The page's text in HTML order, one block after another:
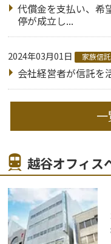
代償金を支払い、希
停が成立し...
2024年03月01日 家族信託
会社経営者が信託を
越谷オフィス